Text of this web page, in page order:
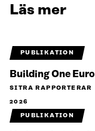
Läs mer
PUBLIKATION
Building One
SITRA RAPPORTERAR
2026
PUBLIKATION